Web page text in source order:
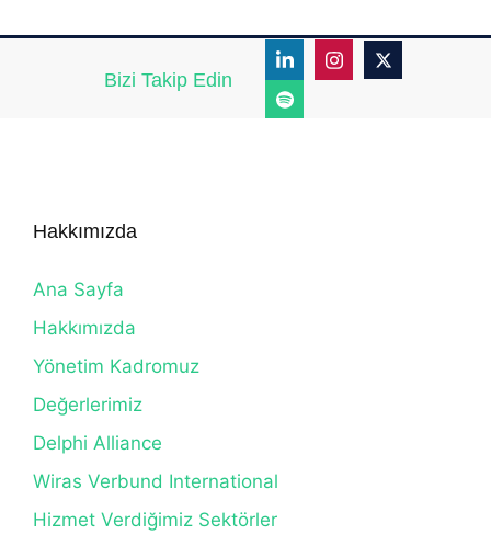
Bizi Takip Edin
Hakkımızda
Ana Sayfa
Hakkımızda
Yönetim Kadromuz
Değerlerimiz
Delphi Alliance
Wiras Verbund International
Hizmet Verdiğimiz Sektörler